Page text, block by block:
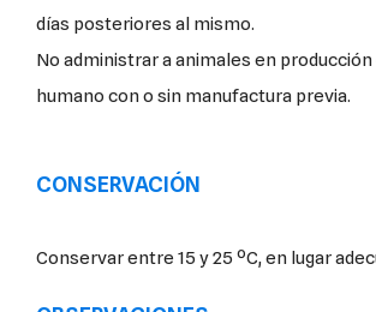
días posteriores al mismo.
No administrar a animales en
humano con o sin manufactura previa.
CONSERVACIÓN
Conservar entre 15 y 25 ºC, en lugar